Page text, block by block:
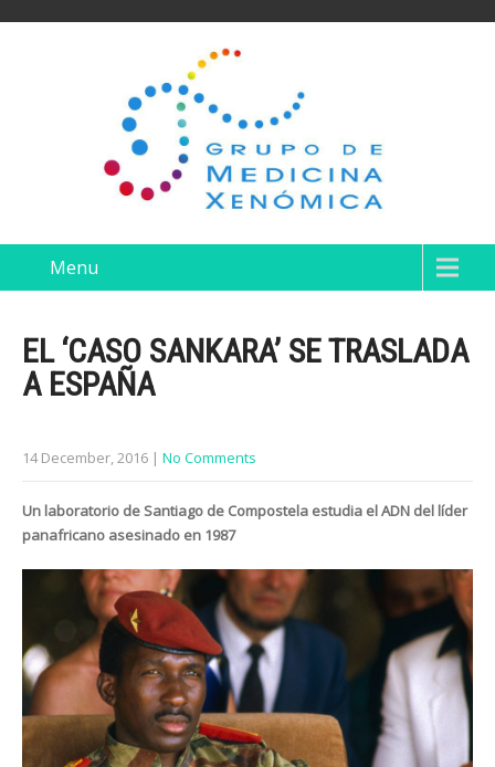
Menu
EL ‘CASO SANKARA’ SE TRASLADA
A ESPAÑA
14 December, 2016 | No Comments
Un laboratorio de Santiago de Compostela estudia el ADN del líder
panafricano asesinado en 1987